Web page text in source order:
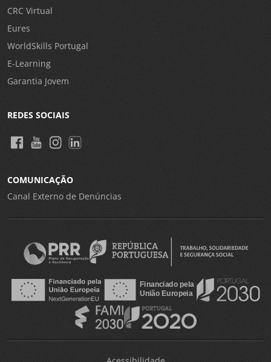
CRC Virtual
Eures
WorldSkills Portugal
E-Learning
Garantia Jovem
REDES SOCIAIS
COMUNICAÇÃO
Canal Externo de Denúncias